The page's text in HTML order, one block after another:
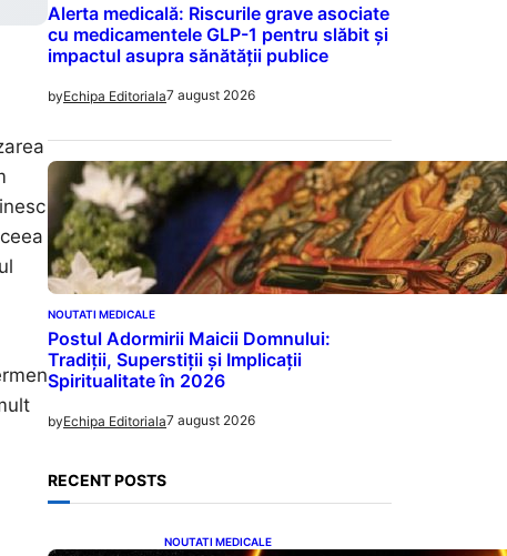
Alerta medicală: Riscurile grave asociate
cu medicamentele GLP-1 pentru slăbit și
impactul asupra sănătății publice
byEchipa Editoriala7 august 2026
NOUTATI MEDICALE
Postul Adormirii Maicii Domnului:
Tradiții, Superstiții și Implicații
Spiritualitate în 2026
byEchipa Editoriala7 august 2026
RECENT POSTS
NOUTATI MEDICALE